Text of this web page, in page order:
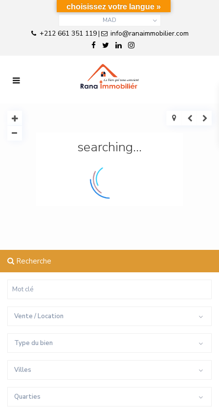
MAD
+212 661 351 119| info@ranaimmobilier.com
searching...
Recherche
Vente / Location
Type du bien
Villes
Quarties
choisissez votre langue »